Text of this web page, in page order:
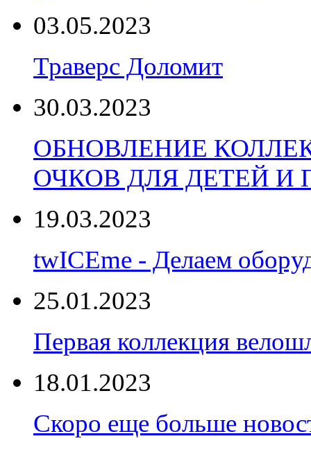
03.05.2023
Траверс Доломит
30.03.2023
ОБНОВЛЕНИЕ
ОЧКОВ ДЛЯ ДЕТЕЙ И
19.03.2023
twICEme - Делаем
25.01.2023
Первая коллекция
18.01.2023
Скоро еще больше